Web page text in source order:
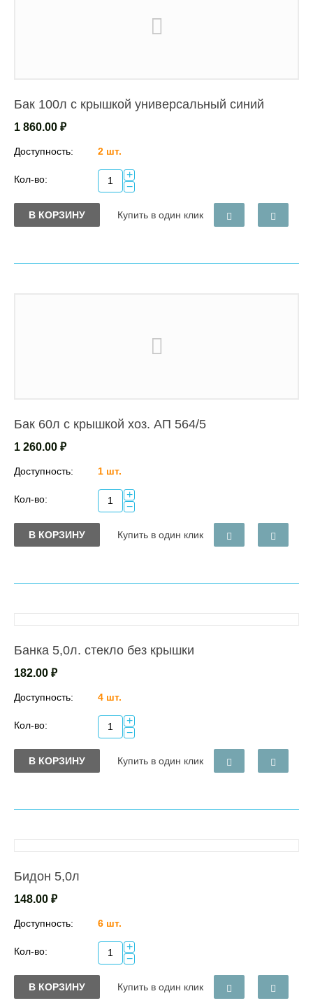
Бак 100л с крышкой универсальный синий
1 860.00 ₽
Доступность: 2 шт.
Кол-во:
+
−
В КОРЗИНУ Купить в один клик
Бак 60л с крышкой хоз. АП 564/5
1 260.00 ₽
Доступность: 1 шт.
Кол-во:
+
−
В КОРЗИНУ Купить в один клик
Банка 5,0л. стекло без крышки
182.00 ₽
Доступность: 4 шт.
Кол-во:
+
−
В КОРЗИНУ Купить в один клик
Бидон 5,0л
148.00 ₽
Доступность: 6 шт.
Кол-во:
+
−
В КОРЗИНУ Купить в один клик